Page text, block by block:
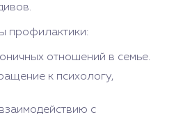
профилактики:
отношений в семье.
к психологу,
с